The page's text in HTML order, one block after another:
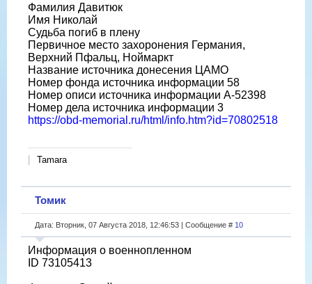
Фамилия Давитюк
Имя Николай
Судьба погиб в плену
Первичное место захоронения Германия,
Верхний Пфальц, Ноймаркт
Название источника донесения ЦАМО
Номер фонда источника информации 58
Номер описи источника информации A-52398
Номер дела источника информации 3
https://obd-memorial.ru/html/info.htm?id=70802518
Tamara
Томик
Дата: Вторник, 07 Августа 2018, 12:46:53 | Сообщение # 10
Информация о военнопленном
ID 73105413